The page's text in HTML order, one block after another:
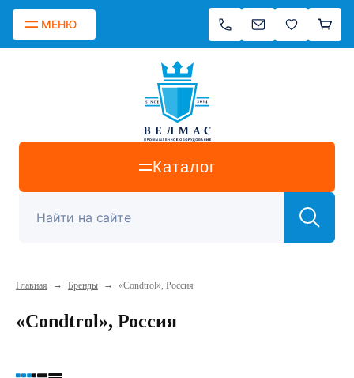
МЕНЮ
Каталог
Главная → Бренды → «Condtrol», Россия
«Condtrol», Россия